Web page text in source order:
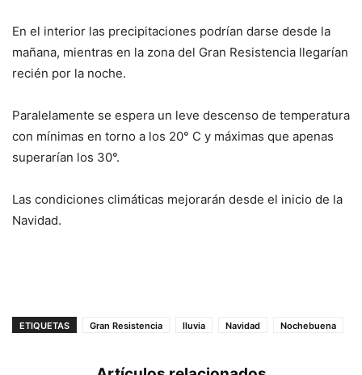
En el interior las precipitaciones podrían darse desde la
mañana, mientras en la zona del Gran Resistencia llegarían
recién por la noche.
Paralelamente se espera un leve descenso de temperatura
con mínimas en torno a los 20° C y máximas que apenas
superarían los 30°.
Las condiciones climáticas mejorarán desde el inicio de la
Navidad.
ETIQUETAS Gran Resistencia lluvia Navidad Nochebuena